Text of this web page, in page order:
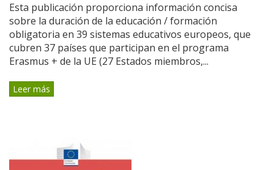
Esta publicación proporciona información concisa
sobre la duración de la educación / formación
obligatoria en 39 sistemas educativos europeos, que
cubren 37 países que participan en el programa
Erasmus + de la UE (27 Estados miembros,...
Leer más